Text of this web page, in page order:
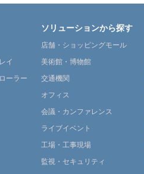
イ
ーラー
ソリューションから探す
店舗・ショッピングモール
美術館・博物館
交通機関
オフィス
会議・カンファレンス
ライブイベント
工場・工事現場
監視・セキュリティ